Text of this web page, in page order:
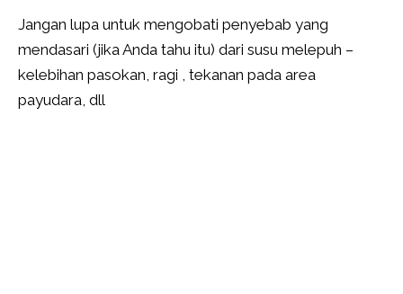
Jangan lupa untuk mengobati penyebab yang
mendasari (jika Anda tahu itu) dari susu melepuh –
kelebihan pasokan, ragi , tekanan pada area
payudara, dll